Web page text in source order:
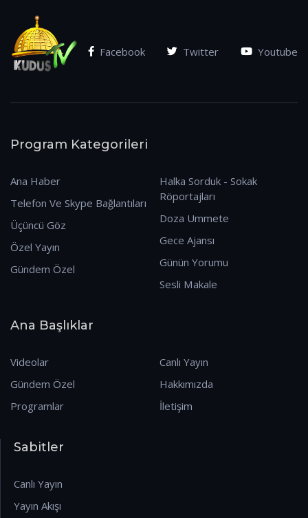
Facebook Twitter Youtube
Program Kategorileri
Ana Haber
Telefon Ve Skype Bağlantıları
Üçüncü Göz
Özel Yayın
Gündem Özel
Halka Sorduk - Sokak
Röportajları
Doza Ummete
Gece Ajansı
Günün Yorumu
Sesli Makale
Ana Başlıklar
Videolar
Gündem Özel
Programlar
Canlı Yayın
Hakkımızda
İletişim
Sabitler
Canlı Yayın
Yayın Akışı